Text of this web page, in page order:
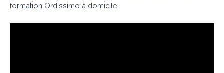
formation Ordissimo à domicile.